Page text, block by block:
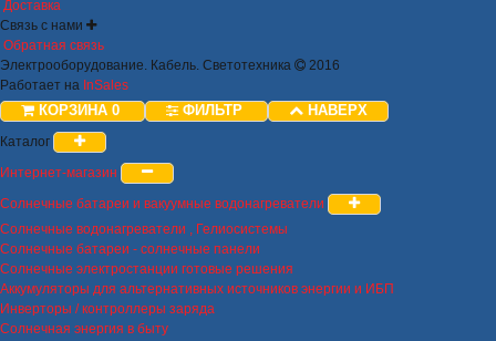
Доставка
Связь с нами
Обратная связь
Электрооборудование. Кабель. Светотехника
2016
Работает на InSales
КОРЗИНА 0 ФИЛЬТР НАВЕРХ
Каталог
Интернет-магазин
Солнечные батареи и вакуумные водонагреватели
Солнечные водонагреватели , Гелиосистемы
Солнечные батареи - солнечные панели
Солнечные электростанции готовые решения
Аккумуляторы для альтернативных источников энергии и ИБП
Инверторы / контроллеры заряда
Солнечная энергия в быту